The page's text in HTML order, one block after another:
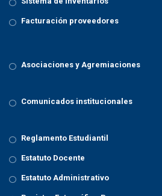
Facturación proveedores
Asociaciones y Agremiaciones
Comunicados institucionales
Reglamento Estudiantil
Estatuto Docente
Estatuto Administrativo